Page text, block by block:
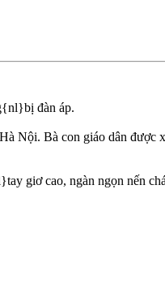
đàn áp.
Nội. Bà con giáo dân được
giơ cao, ngàn ngọn nến